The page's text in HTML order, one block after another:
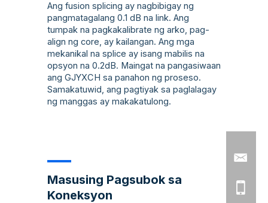
Ang fusion splicing ay nagbibigay ng
pangmatagalang 0.1 dB na link. Ang
tumpak na pagkakalibrate ng arko, pag-
align ng core, ay kailangan. Ang mga
mekanikal na splice ay isang mabilis na
opsyon na 0.2dB. Maingat na pangasiwaan
ang GJYXCH sa panahon ng proseso.
Samakatuwid, ang pagtiyak sa paglalagay
ng manggas ay makakatulong.
Masusing Pagsubok sa
Koneksyon